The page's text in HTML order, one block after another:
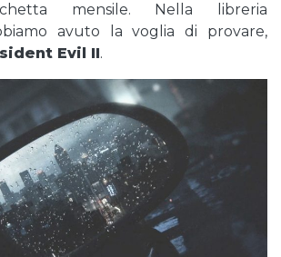
mensile. Nella libreria
avuto la voglia di provare,
Evil II.